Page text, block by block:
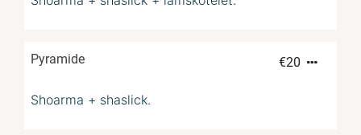
Pyramide €20
Shoarma + shaslick.